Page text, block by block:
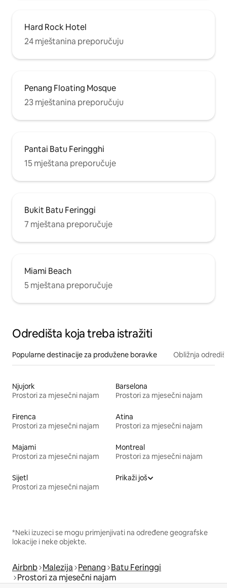
Hard Rock Hotel
24 mještanina preporučuju
Penang Floating Mosque
23 mještanina preporučuju
Pantai Batu Feringghi
15 mještana preporučuje
Bukit Batu Feringgi
7 mještana preporučuje
Miami Beach
5 mještana preporučuje
Odredišta koja treba istražiti
Popularne destinacije za produžene boravke Obližnja
Njujork
Prostori za mjesečni najam
Barselona
Prostori za mjesečni najam
Firenca
Prostori za mjesečni najam
Atina
Prostori za mjesečni najam
Majami
Prostori za mjesečni najam
Montreal
Prostori za mjesečni najam
Sijetl
Prostori za mjesečni najam
Prikaži još
*Neki izuzeci se mogu primjenjivati na određene geografske
lokacije i neke objekte.
Airbnb Malezija Penang Batu Feringgi
Prostori za mjesečni najam